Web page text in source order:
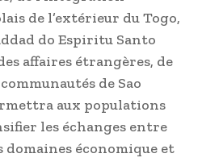
de l’extérieur du Togo,
do Espiritu Santo
affaires étrangères, de
de Sao
aux populations
les échanges entre
domaines économique et